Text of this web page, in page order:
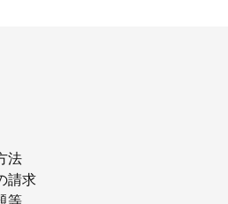
法
請求